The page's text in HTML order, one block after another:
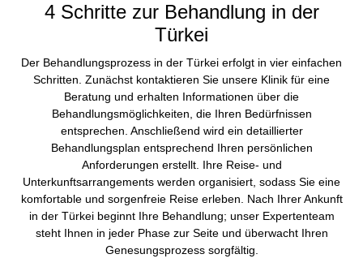
4 Schritte zur Behandlung in der
Türkei
Der Behandlungsprozess in der Türkei erfolgt in vier einfachen
Schritten. Zunächst kontaktieren Sie unsere Klinik für eine
Beratung und erhalten Informationen über die
Behandlungsmöglichkeiten, die Ihren Bedürfnissen
entsprechen. Anschließend wird ein detaillierter
Behandlungsplan entsprechend Ihren persönlichen
Anforderungen erstellt. Ihre Reise- und
Unterkunftsarrangements werden organisiert, sodass Sie eine
komfortable und sorgenfreie Reise erleben. Nach Ihrer Ankunft
in der Türkei beginnt Ihre Behandlung; unser Expertenteam
steht Ihnen in jeder Phase zur Seite und überwacht Ihren
Genesungsprozess sorgfältig.